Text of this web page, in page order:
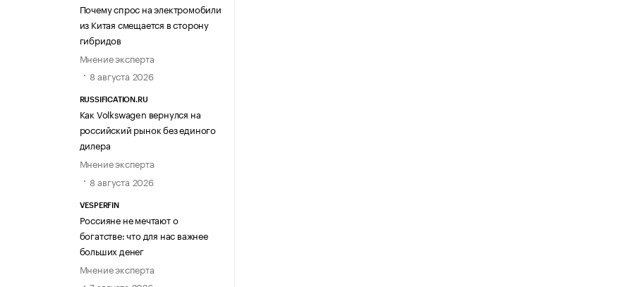
Почему спрос на электромобили
из Китая смещается в сторону
гибридов
Мнение эксперта
8 августа 2026
RUSSIFICATION.RU
Как Volkswagen вернулся на
российский рынок без единого
дилера
Мнение эксперта
8 августа 2026
VESPERFIN
Россияне не мечтают о
богатстве: что для нас важнее
больших денег
Мнение эксперта